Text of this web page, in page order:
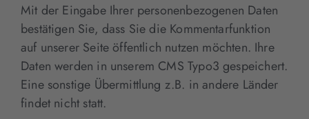
Mit der Eingabe Ihrer personenbezogenen Daten
bestätigen Sie, dass Sie die Kommentarfunktion
auf unserer Seite öffentlich nutzen möchten. Ihre
Daten werden in unserem CMS Typo3 gespeichert.
Eine sonstige Übermittlung z.B. in andere Länder
findet nicht statt.